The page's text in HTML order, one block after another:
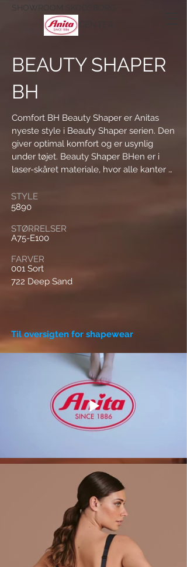
SHOWROOM SKODSBORG
BEAUTY SHAPER
BH
Comfort BH Beauty Shaper er Anitas
nyeste style i Beauty Shaper serien. Den
giver optimal komfort og er usynlig
under tøjet. Beauty Shaper BHen er i
laser-skåret materiale, hvor alle kanter
skåle er lette og åndbare. Stropperne er
blødt polstrerede med let rundede
en rigtig “Feel-good” BH med naturlig
44% Polyamid, 37% Elastan, 19%
polyester.
STYLE
5890
STØRRELSER
A75-E100
FARVER
001 Sort
722 Deep Sand
Til oversigten for shapewear